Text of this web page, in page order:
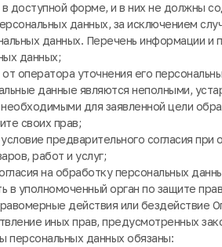
доступной форме, и в них не должны
данных, за исключением
данных. Перечень информации и
данных;
оператора уточнения его
данные являются неполными,
для заявленной цели
своих прав;
предварительного согласия
работ и услуг;
на обработку персональных
в уполномоченный орган по защите
действия или бездействие
иных прав, предусмотренных
персональных данных обязаны: